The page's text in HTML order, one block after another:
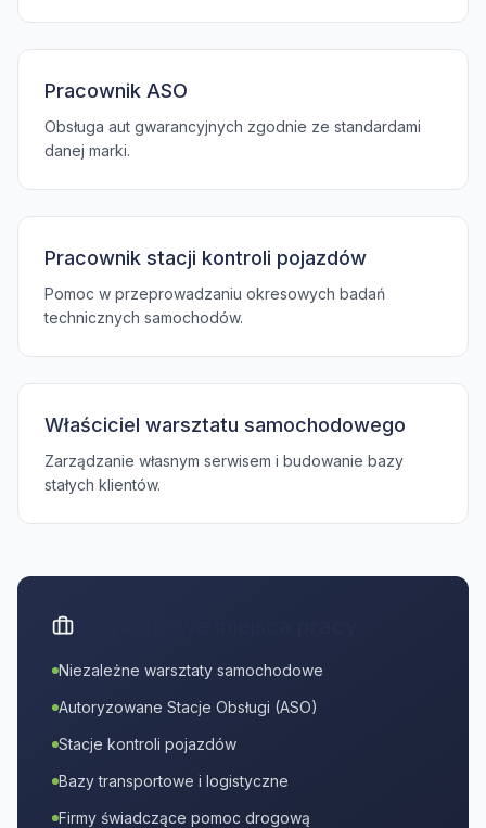
Pracownik ASO
Obsługa aut gwarancyjnych zgodnie ze standardami
danej marki.
Pracownik stacji kontroli pojazdów
Pomoc w przeprowadzaniu okresowych badań
technicznych samochodów.
Właściciel warsztatu samochodowego
Zarządzanie własnym serwisem i budowanie bazy
stałych klientów.
Niezależne warsztaty samochodowe
Autoryzowane Stacje Obsługi (ASO)
Stacje kontroli pojazdów
Bazy transportowe i logistyczne
Firmy świadczące pomoc drogową